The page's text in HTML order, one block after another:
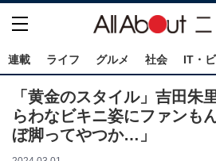
連載 ライフ グルメ 社会 IT・
「黄金のスタイル」吉田朱
らわなビキニ姿にファンも
ぼ脚ってやつか…」